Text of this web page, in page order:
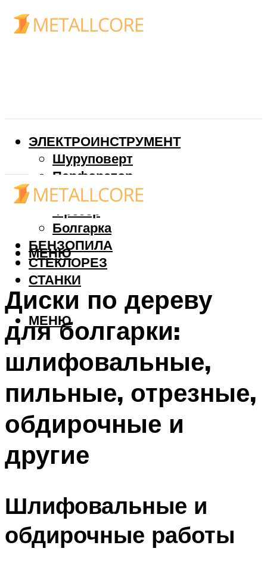
ЭЛЕКТРОИНСТРУМЕНТ
Шуруповерт
Перфоратор
Дрель
Фрезер
Болгарка
БЕНЗОПИЛА
СТЕКЛОРЕЗ
СТАНКИ
МЕНЮ
МЕНЮ
Диски по дереву
для болгарки:
шлифовальные,
пильные, отрезные,
обдирочные и
другие
Шлифовальные и
обдирочные работы